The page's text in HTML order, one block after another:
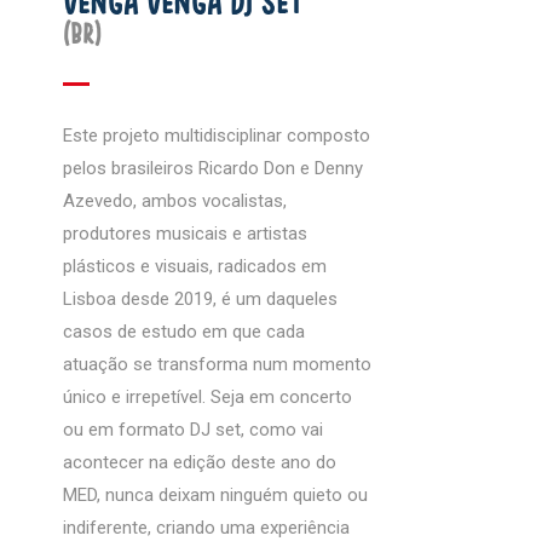
(BR)
Este projeto multidisciplinar composto
pelos brasileiros Ricardo Don e Denny
Azevedo, ambos vocalistas,
produtores musicais e artistas
plásticos e visuais, radicados em
Lisboa desde 2019, é um daqueles
casos de estudo em que cada
atuação se transforma num momento
único e irrepetível. Seja em concerto
ou em formato DJ set, como vai
acontecer na edição deste ano do
MED, nunca deixam ninguém quieto ou
indiferente, criando uma experiência